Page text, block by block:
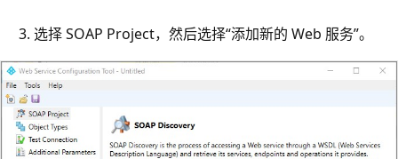
选择 SOAP Project，然后选择“添加新的 Web 服务”。